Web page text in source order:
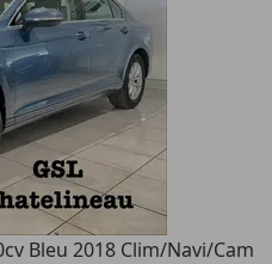
Bleu 2018 Clim/Navi/Cam